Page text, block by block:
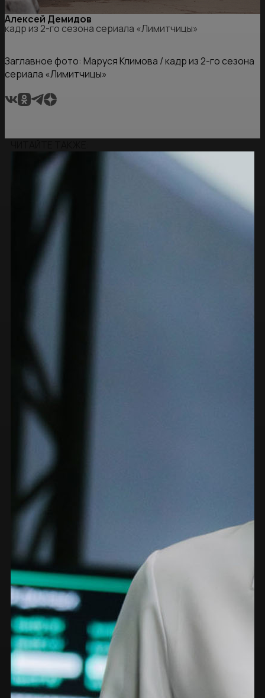
Алексей Демидов
кадр из 2-го сезона сериала «Лимитчицы»
Заглавное фото: Маруся Климова / кадр из 2-го сезона
сериала «Лимитчицы»